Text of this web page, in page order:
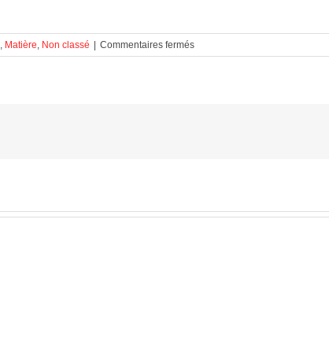
, Matière, Non classé Commentaires ferméssur
Communication